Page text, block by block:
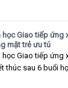
học Giao tiếp ứng
mặt trẻ ưu tú
học Giao tiếp ứng
thúc sau 6 buổi